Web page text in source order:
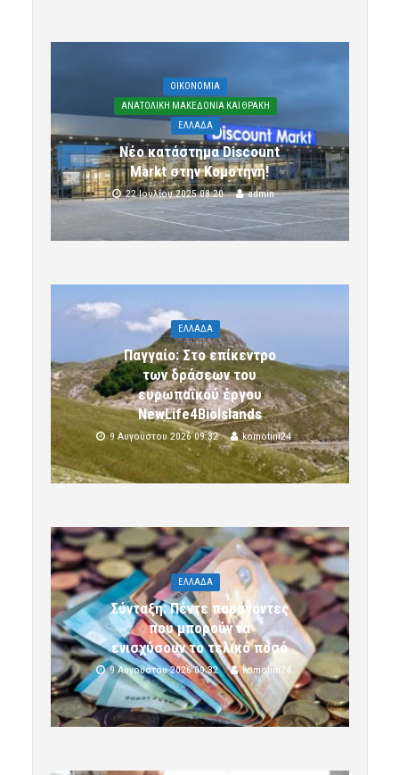
OIKONOMIA
ΑΝΑΤΟΛΙΚΗ ΜΑΚΕΔΟΝΙΑ ΚΑΙ ΘΡΑΚΗ
ΕΛΛΑΔΑ
Νέο κατάστημα Discount
Markt στην Κομοτηνή!
22 Ιουλίου 2025 08:20 admin
ΕΛΛΑΔΑ
Παγγαίο: Στο επίκεντρο
των δράσεων του
ευρωπαϊκού έργου
NewLife4BioIslands
9 Αυγούστου 2026 09:32 komotini24
ΕΛΛΑΔΑ
Σύνταξη: Πέντε παράγοντες
που μπορούν να
ενισχύσουν το τελικό ποσό
9 Αυγούστου 2026 09:32 komotini24